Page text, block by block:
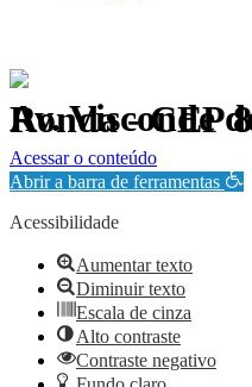
Av. Visconde de Taunay, 950 -
Política de Privacidade.
Acessar o conteúdo
Abrir a barra de ferramentas
Acessibilidade
Aumentar texto
Diminuir texto
Escala de cinza
Alto contraste
Contraste negativo